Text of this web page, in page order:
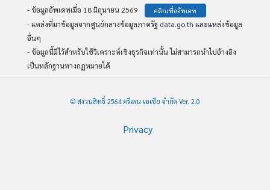
- ข้อมูลอัพเดทเมื่อ 18 มิถุนายน 2569
คลิกเพื่ออัพเดท
- แหล่งที่มาข้อมูลจากศูนย์กลางข้อมูลภาครัฐ data.go.th และแหล่งข้อมูล
อื่นๆ
- ข้อมูลนี้มีไว้สำหรับใช้วิเคราะห์เชิงธุรกิจเท่านั้น ไม่สามารถนำไปอ้างอิง
เป็นหลักฐานทางกฏหมายได้
© สงวนสิทธิ์ 2564 ครีเดน เอเชีย จำกัด Ver. 2.0
Privacy